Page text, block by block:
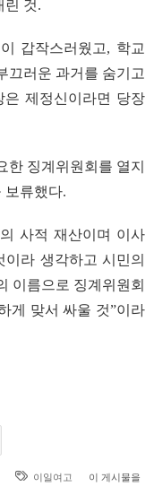
린 것.
갑작스러웠고, 학교
끄러운 과거를 숨기고
은 제정신이라면 당장
한 징계위원회를 열지
보류했다.
사적 재산이며 이사
라 생각하고 시민의
이름으로 징계위원회
게 맞서 싸울 것”이라
이일여고 이 게시물을